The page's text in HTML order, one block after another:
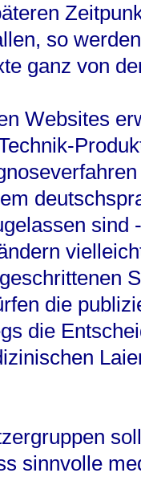
so
ganz von
Websites
sind
die
die
sinnvolle